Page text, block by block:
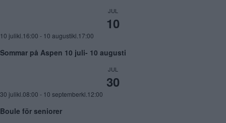
JUL
10
10 julikl.16:00 - 10 augustikl.17:00
Sommar på Aspen 10 juli- 10 augusti
JUL
30
30 julikl.08:00 - 10 septemberkl.12:00
Boule för seniorer